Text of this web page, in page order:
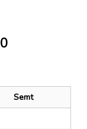
Semt